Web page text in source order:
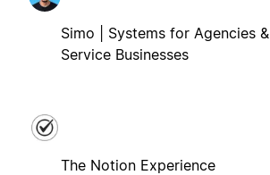
Simo | Systems for Agencies &
Service Businesses
The Notion Experience